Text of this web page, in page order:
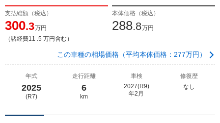
支払総額（税込）
300.3万円
（諸経費11 .5 万円含む）
本体価格（税込）
288.8万円
この車種の相場価格（平均本体価格：277万円）
年式
2025
(R7)
走行距離
6
km
車検
2027(R9)
年2月
修復歴
なし